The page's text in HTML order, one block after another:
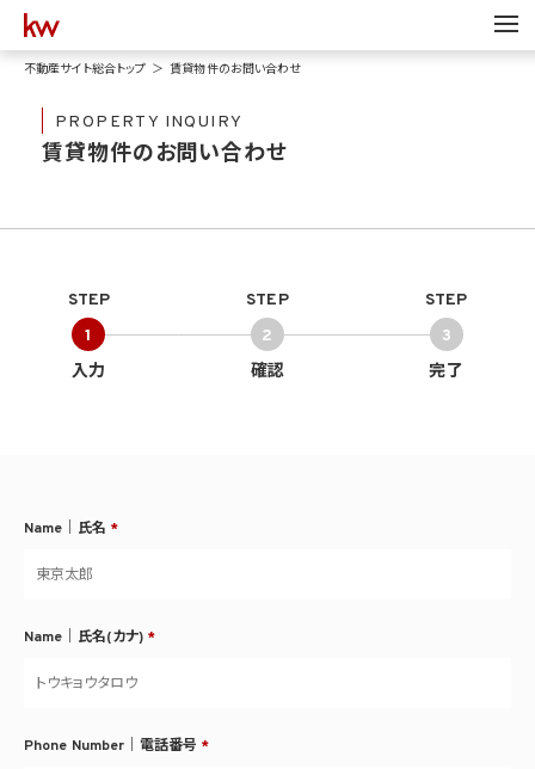
不動産サイト総合トップ 賃貸物件のお問い合わせ
PROPERTY INQUIRY
賃貸物件のお問い合わせ
STEP
1
入力
STEP
2
確認
STEP
3
完了
Name｜氏名 *
Name｜氏名(カナ) *
Phone Number｜電話番号 *